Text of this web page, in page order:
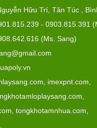
Hữu Trí, Tân Túc ,
- 0903.815.391
(Ms. Sang)
imexpnt.com
tongkhotamnhua.com